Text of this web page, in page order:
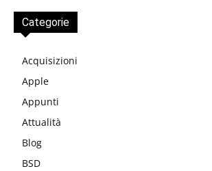
Categorie
Acquisizioni
Apple
Appunti
Attualità
Blog
BSD